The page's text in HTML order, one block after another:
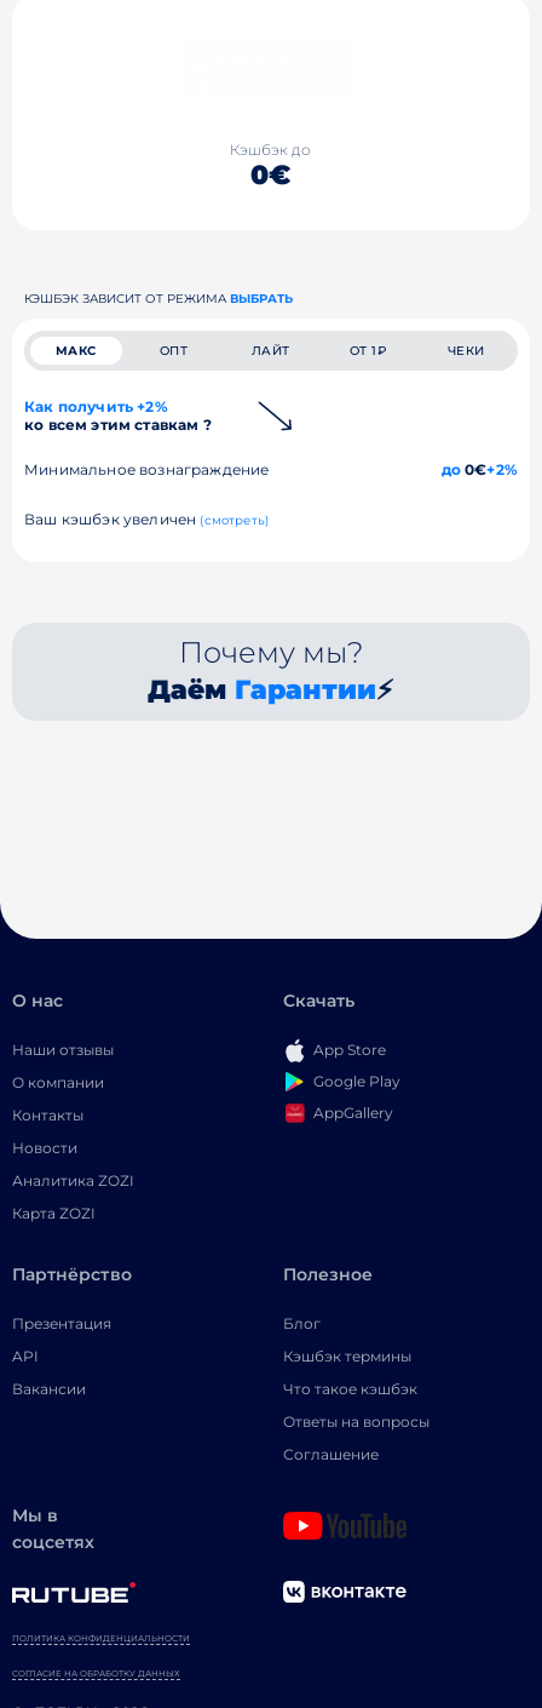
Кэшбэк до
0€
КЭШБЭК ЗАВИСИТ ОТ РЕЖИМА ВЫБРАТЬ
МАКС ОПТ ЛАЙТ ОТ 1₽ ЧЕКИ
Как получить +2%
ко всем этим ставкам ?
Минимальное вознаграждение до0€+2%
Ваш кэшбэк увеличен (смотреть)
Почему мы?
Даём Гарантии⚡
О нас
Наши отзывы
О компании
Контакты
Новости
Аналитика ZOZI
Карта ZOZI
Скачать
App Store
Google Play
AppGallery
Партнёрство
Презентация
API
Вакансии
Полезное
Блог
Кэшбэк термины
Что такое кэшбэк
Ответы на вопросы
Соглашение
Мы в
соцсетях
ПОЛИТИКА КОНФИДЕНЦИАЛЬНОСТИ
СОГЛАСИЕ НА ОБРАБОТКУ ДАННЫХ